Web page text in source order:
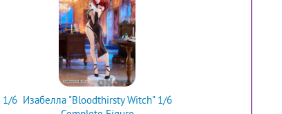
1/6 Изабелла "Bloodthirsty Witch" 1/6